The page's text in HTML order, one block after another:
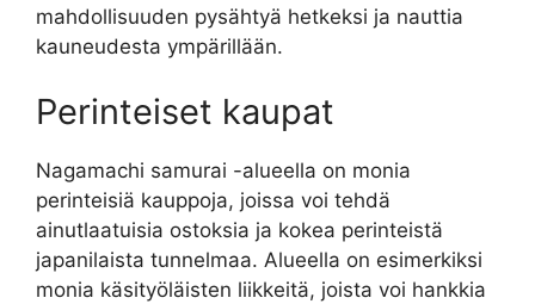
mahdollisuuden pysähtyä hetkeksi ja nauttia
kauneudesta ympärillään.
Perinteiset kaupat
Nagamachi samurai -alueella on monia
perinteisiä kauppoja, joissa voi tehdä
ainutlaatuisia ostoksia ja kokea perinteistä
japanilaista tunnelmaa. Alueella on esimerkiksi
monia käsityöläisten liikkeitä, joista voi hankkia